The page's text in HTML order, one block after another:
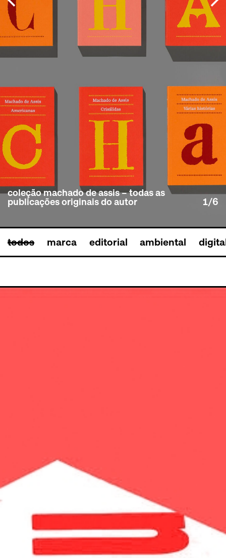
coleção machado de assis – todas as
publicações originais do autor 1/6
todos marca editorial ambiental